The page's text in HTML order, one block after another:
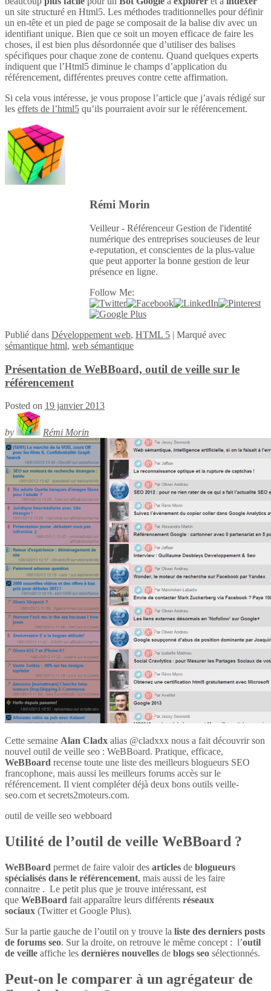
un site structuré en Html5. Les méthodes traditionnelles pour définir
un en-tête et un pied de page se composait de la balise div avec un
identifiant unique. Bien que ce soit un moyen efficace de faire les
choses, il est bien plus désordonnée que d’utiliser des balises
spécifiques pour chaque zone de contenu. Quand quelques experts
indiquent que l’Html5 diminue le champs d’application du
référencement, différentes preuves contre cette affirmation.
Si cela vous intéresse, je vous propose l’article que j’avais rédigé sur
les effets de l’html5 qu’ils pourraient avoir sur le référencement.
Rémi Morin
Veilleur - Référenceur Gestion de l'identité
numérique des entreprises soucieuses de leur
e-reputation, et conscientes de la plus-value
que peut apporter la bonne gestion de leur
présence en ligne.
Follow Me:
Publié dans Développement web, HTML 5 | Marqué avec
sémantique html, web sémantique
Présentation de WeBBoard, outil de veille sur le
référencement
Posted on 19 janvier 2013
by Rémi Morin
Cette semaine Alan Cladx alias @cladxxx nous a fait découvrir son
nouvel outil de veille seo : WeBBoard. Pratique, efficace,
WeBBoard recense toute une liste des meilleurs blogueurs SEO
francophone, mais aussi les meilleurs forums accès sur le
référencement. Il vient compléter déjà deux bons outils veille-
seo.com et secrets2moteurs.com.
outil de veille seo webboard
Utilité de l’outil de veille WeBBoard ?
WeBBoard permet de faire valoir des articles de blogueurs
spécialisés dans le référencement, mais aussi de les faire
connaitre . Le petit plus que je trouve intéressant, est
que WeBBoard fait apparaître leurs différents réseaux
sociaux (Twitter et Google Plus).
Sur la partie gauche de l’outil on y trouve la liste des derniers posts
de forums seo. Sur la droite, on retrouve le même concept : l’outil
de veille affiche les dernières nouvelles de blogs seo sélectionnés.
Peut-on le comparer à un agrégateur de